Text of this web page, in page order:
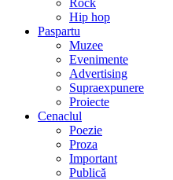
Rock
Hip hop
Paspartu
Muzee
Evenimente
Advertising
Supraexpunere
Proiecte
Cenaclul
Poezie
Proza
Important
Publică